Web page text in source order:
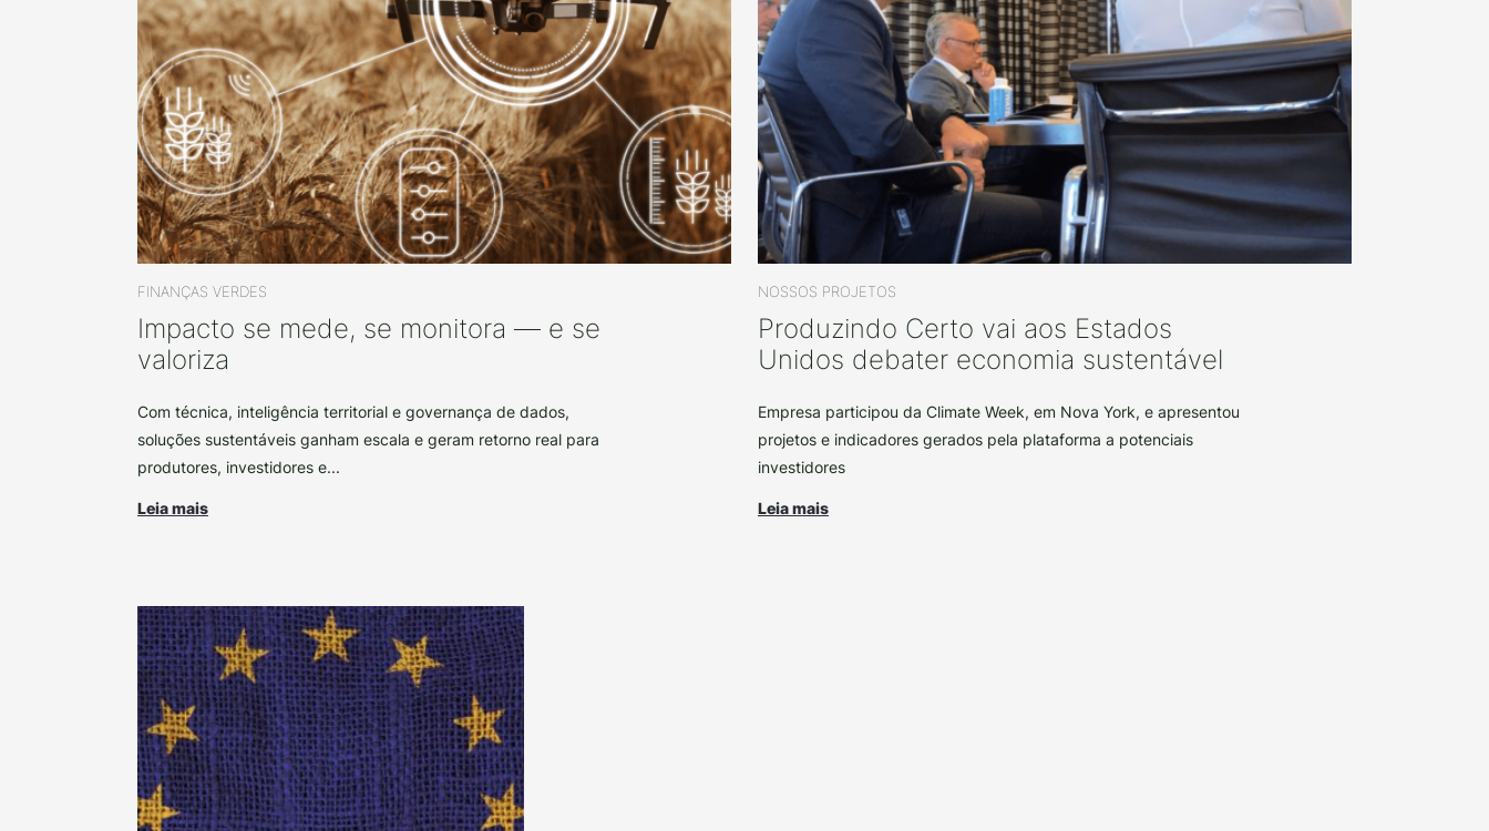
FINANÇAS VERDES
Impacto se mede, se monitora — e se
valoriza
Com técnica, inteligência territorial e governança de dados,
soluções sustentáveis ganham escala e geram retorno real para
produtores, investidores e...
Leia mais
NOSSOS PROJETOS
Produzindo Certo vai aos Estados
Unidos debater economia sustentável
Empresa participou da Climate Week, em Nova York, e apresentou
projetos e indicadores gerados pela plataforma a potenciais
investidores
Leia mais